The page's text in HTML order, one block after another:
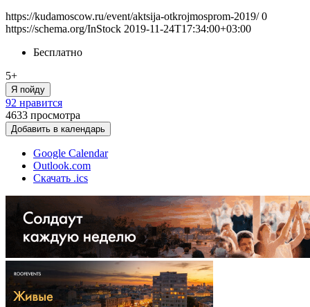
https://kudamoscow.ru/event/aktsija-otkrojmosprom-2019/ 0
https://schema.org/InStock 2019-11-24T17:34:00+03:00
Бесплатно
5+
Я пойду
92 нравится
4633 просмотра
Добавить в календарь
Google Calendar
Outlook.com
Скачать .ics